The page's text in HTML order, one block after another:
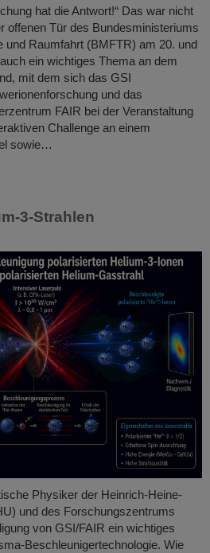
hat die Antwort!“ Das war nicht
offenen Tür des Bundesministeriums
und Raumfahrt (BMFTR) am 20. und
ein wichtiges Thema an dem
mit dem sich das GSI
und das
FAIR bei der Veranstaltung
Challenge an einem
sowie…
3-Strahlen
Physiker der Heinrich-Heine-
und des Forschungszentrums
von GSI/FAIR ein wichtiges
Beschleunigertechnologie. Wie